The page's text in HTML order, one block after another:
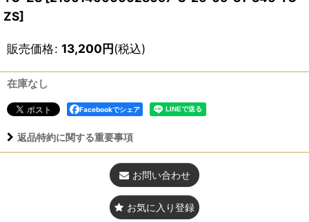
ZS]
販売価格: 13,200円(税込)
在庫なし
Facebookでシェア
返品特約に関する重要事項
お問い合わせ
お気に入り登録